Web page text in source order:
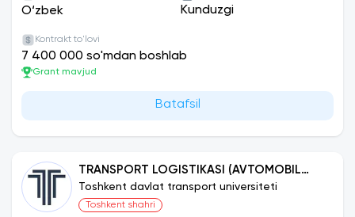
O‘zbek Kunduzgi
Kontrakt to'lovi
7 400 000 so'mdan boshlab
Grant mavjud
Batafsil
TRANSPORT LOGISTIKASI (AVTOMOBIL
TRANSPORTI)
Toshkent davlat transport universiteti
Toshkent shahri